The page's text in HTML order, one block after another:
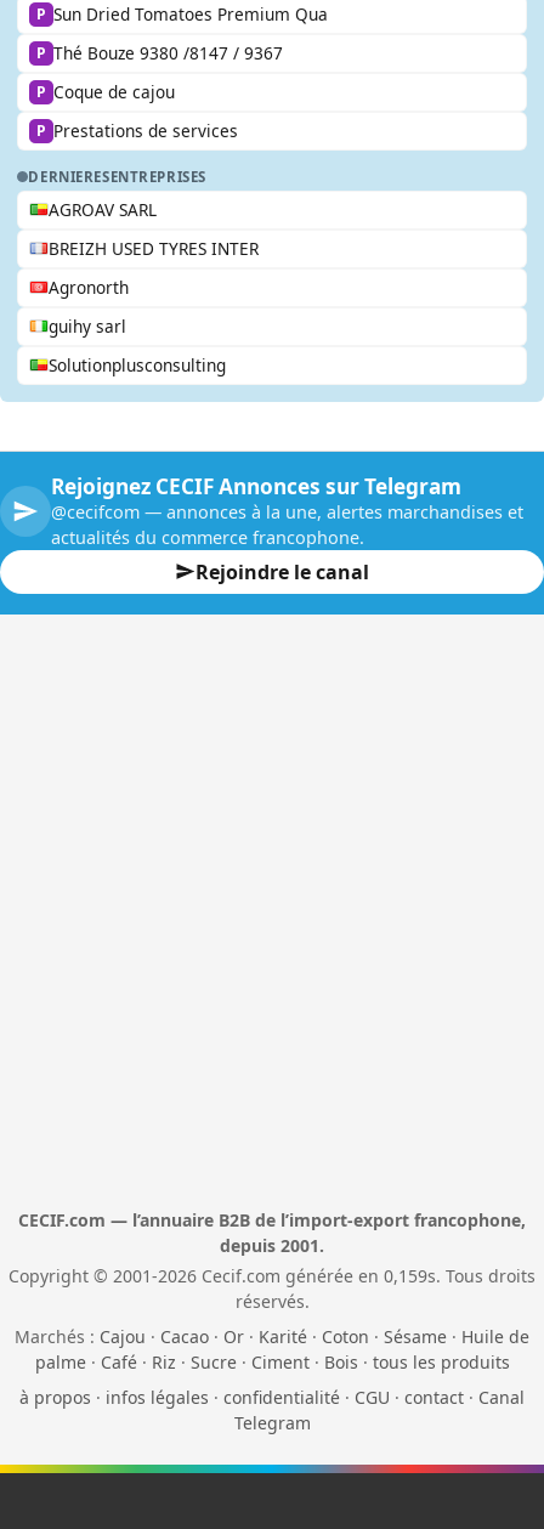
P Sun Dried Tomatoes Premium Qua
P Thé Bouze 9380 /8147 / 9367
P Coque de cajou
P Prestations de services
DERNIERESENTREPRISES
AGROAV SARL
BREIZH USED TYRES INTER
Agronorth
guihy sarl
Solutionplusconsulting
Rejoignez CECIF Annonces sur Telegram
@cecifcom — annonces à la une, alertes marchandises et
actualités du commerce francophone.
Rejoindre le canal
CECIF.com — l’annuaire B2B de l’import-export francophone,
depuis 2001.
Copyright © 2001-2026 Cecif.com générée en 0,159s. Tous droits
réservés.
Marchés : Cajou · Cacao · Or · Karité · Coton · Sésame · Huile de
palme· Café· Riz · Sucre· Ciment· Bois · tous les produits
à propos · infos légales · confidentialité · CGU · contact · Canal
Telegram